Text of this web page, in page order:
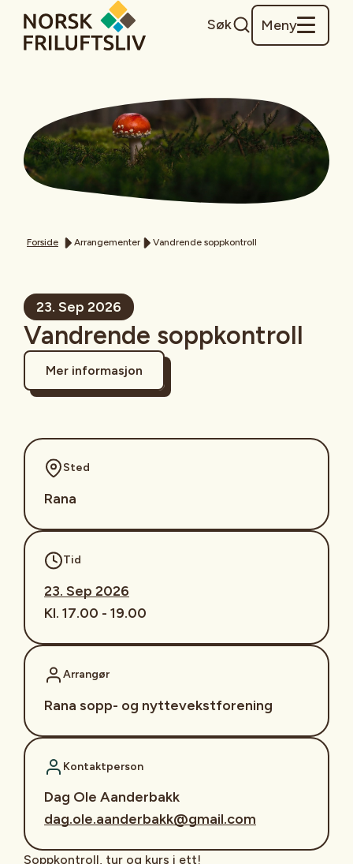
Søk Meny
Forside Arrangementer Vandrende soppkontroll
23. Sep 2026
Vandrende soppkontroll
Mer informasjon
Sted
Rana
Tid
23. Sep 2026
Kl. 17.00 - 19.00
Arrangør
Rana sopp- og nyttevekstforening
Kontaktperson
Dag Ole Aanderbakk
dag.ole.aanderbakk@gmail.com
Soppkontroll, tur og kurs i ett!